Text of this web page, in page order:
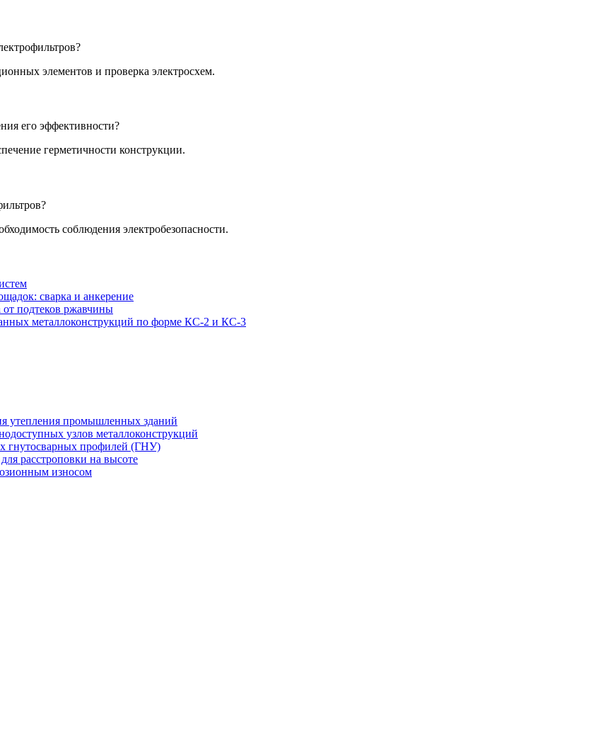
элементов и проверка электросхем.
его эффективности?
герметичности конструкции.
соблюдения электробезопасности.
сварка и анкерение
подтеков ржавчины
металлоконструкций по форме КС-2 и КС-3
утепления промышленных зданий
узлов металлоконструкций
гнутосварных профилей (ГНУ)
расстроповки на высоте
износом